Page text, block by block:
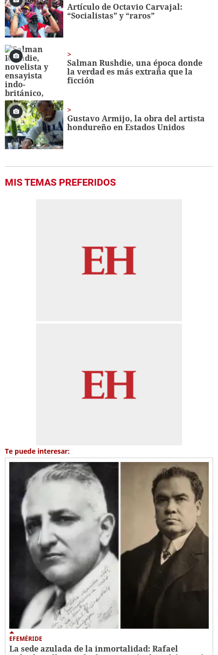
56
seconds
Artículo de Octavio Carvajal:
“Socialistas” y “raros”
Salman Rushdie, una época donde
la verdad es más extraña que la
ficción
Gustavo Armijo, la obra del artista
hondureño en Estados Unidos
MIS TEMAS PREFERIDOS
Te puede interesar:
EFEMÉRIDE
La sede azulada de la inmortalidad: Rafael